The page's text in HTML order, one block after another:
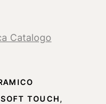
Catalogo
TOUCH,